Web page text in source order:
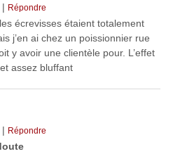
| Répondre
écrevisses étaient totalement
j’en ai chez un poissionnier rue
y avoir une clientèle pour. L’effet
assez bluffant
| Répondre